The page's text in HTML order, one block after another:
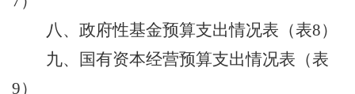
八、政府性基金预算支出情况表（表8）
九、
国有资本经营预算支出情况表 （表
9）